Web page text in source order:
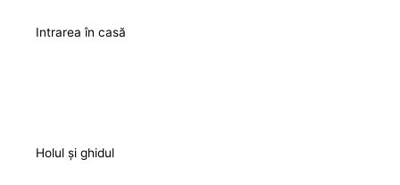
Intrarea în casă
Holul și ghidul